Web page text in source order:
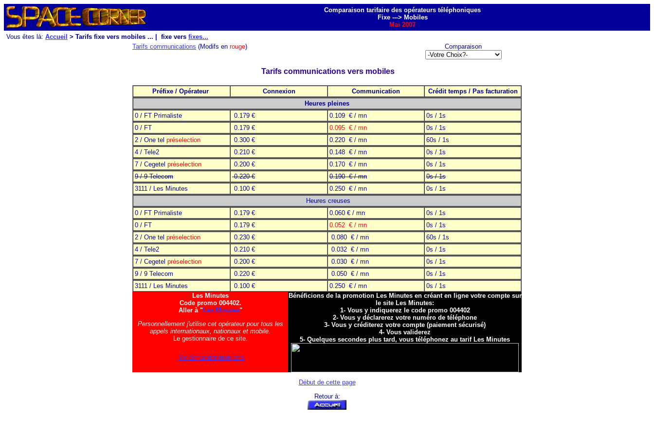
Comparaison tarifaire des opérateurs téléphoniques
Fixe ---> Mobiles
Mai 2007
Vous êtes là: Accueil > Tarifs fixe vers mobiles ... | fixe vers fixes...
Tarifs communications (Modifs en rouge) Comparaison
Tarifs communications vers mobiles
Préfixe / Opérateur Connexion Communication
Crédit temps / Pas facturation
Heures pleines
0 / FT Primaliste
0.179 € 0.109 € / mn
0s / 1s
0 / FT
0.179 € 0.095 € / mn
0s / 1s
2 / One tel préselection 0.300 € 0.220 € / mn
60s / 1s
4 / Tele2
0.210 € 0.148 € / mn
0s / 1s
7 / Cegetel préselection 0.200 € 0.170 € / mn
0s / 1s
9 / 9 Telecom
0.220 € 0.190 € / mn
0s / 1s
3111 / Les Minutes
0.100 € 0.250 € / mn
0s / 1s
Heures creuses
0 / FT Primaliste
0.179 € 0.060 € / mn
0s / 1s
0 / FT
0.179 € 0.052 € / mn
0s / 1s
2 / One tel préselection 0.230 € 0.080 € / mn
60s / 1s
4 / Tele2
0.210 € 0.032 € / mn
0s / 1s
7 / Cegetel préselection 0.200 € 0.030 € / mn
0s / 1s
9 / 9 Telecom
0.220 € 0.050 € / mn
0s / 1s
3111 / Les Minutes
0.100 € 0.250 € / mn
0s / 1s
Les Minutes
Code promo 004402.
Aller à "Les Minutes"
Personnellement j'utilise cet opérateur pour tous les
appels internationaux, nationaux et mobile.
Le gestionnaire de ce site.
Bénéficions de la promotion Les Minutes en créant en ligne votre compte sur
le site Les Minutes:
1- Vous y indiquerez le code promo 004402
2- Vous y déclarerez votre numéro de téléphone
3- Vous y créditerez votre compte (paiement sécurisé)
4- Vous validerez
5- Quelques secondes plus tard, vous téléphonez au tarif Les Minutes
Me demander mon avis
Début de cette page
Retour à: